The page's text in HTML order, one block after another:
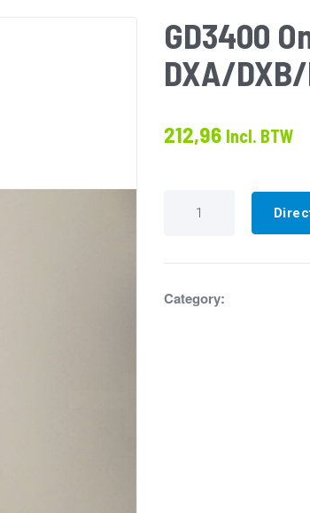
GD3400
DXA/
212,96 Incl. BTW
Ontsteekkabels
Category: